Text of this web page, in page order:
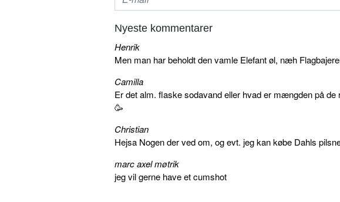
Nyeste kommentarer
Henrik
Men man har beholdt den vamle Elefant øl, næh
Camilla
Er det alm. flaske sodavand eller hvad er mængden på
🥳
Christian
Hejsa Nogen der ved om, og evt. jeg kan købe Dahls
marc axel møtrik
jeg vil gerne have et cumshot